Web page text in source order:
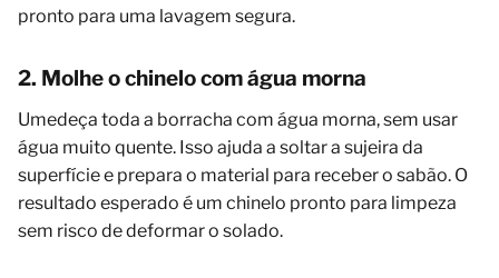
pronto para uma lavagem segura.
2. Molhe o chinelo com água morna
Umedeça toda a borracha com água morna, sem usar
água muito quente. Isso ajuda a soltar a sujeira da
superfície e prepara o material para receber o sabão. O
resultado esperado é um chinelo pronto para limpeza
sem risco de deformar o solado.